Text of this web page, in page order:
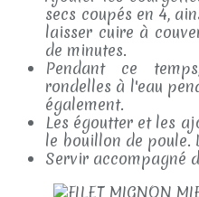
secs coupés en 4,
laisser cuire à
de minutes.
Pendant ce
rondelles à l'eau
également.
Les égoutter et les
le bouillon de poule.
Servir accompagné